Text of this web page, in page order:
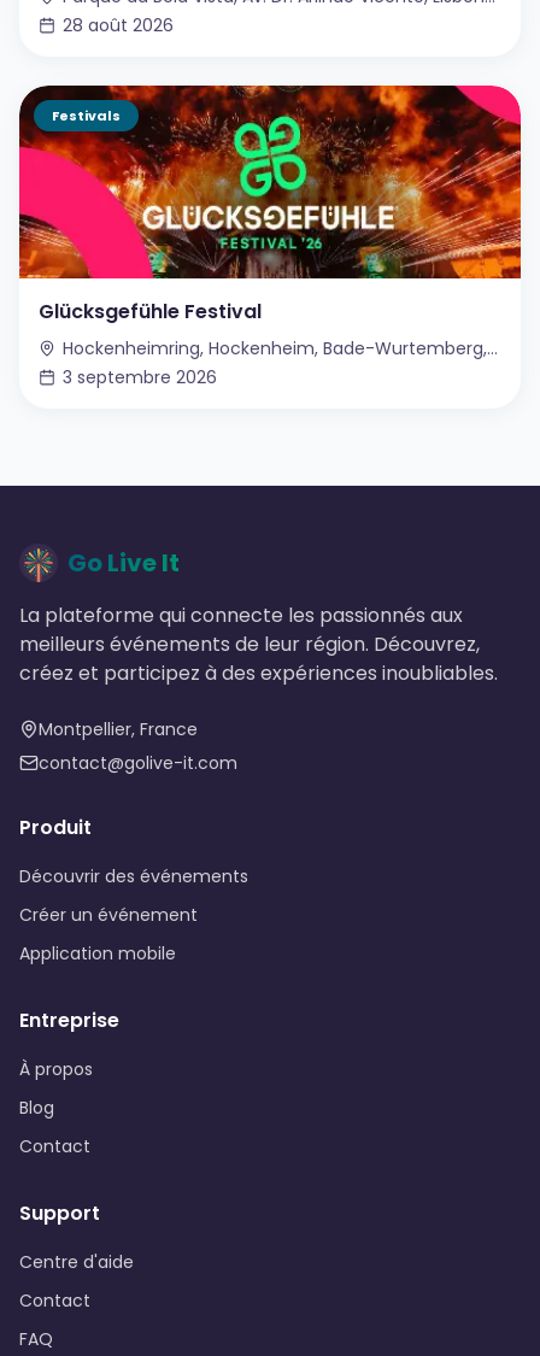
28 août 2026
Festivals
Glücksgefühle Festival
Hockenheimring, Hockenheim, Bade-Wurtemberg, Allemagne
3 septembre 2026
Go Live It
La plateforme qui connecte les passionnés aux
meilleurs événements de leur région. Découvrez,
créez et participez à des expériences inoubliables.
Montpellier, France
contact@golive-it.com
Produit
Découvrir des événements
Créer un événement
Application mobile
Entreprise
À propos
Blog
Contact
Support
Centre d'aide
Contact
FAQ